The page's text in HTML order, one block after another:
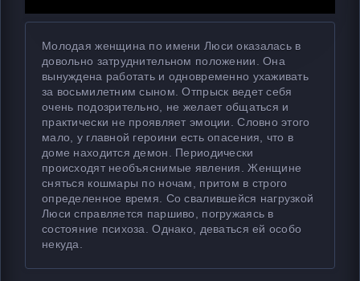
Молодая женщина по имени Люси оказалась в
довольно затруднительном положении. Она
вынуждена работать и одновременно ухаживать
за восьмилетним сыном. Отпрыск ведет себя
очень подозрительно, не желает общаться и
практически не проявляет эмоции. Словно этого
мало, у главной героини есть опасения, что в
доме находится демон. Периодически
происходят необъяснимые явления. Женщине
сняться кошмары по ночам, притом в строго
определенное время. Со свалившейся нагрузкой
Люси справляется паршиво, погружаясь в
состояние психоза. Однако, деваться ей особо
некуда.